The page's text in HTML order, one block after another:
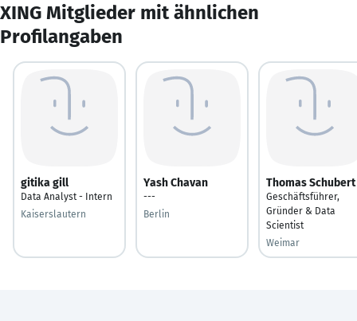
XING Mitglieder mit ähnlichen
Profilangaben
gitika gill
Data Analyst - Intern
Kaiserslautern
Yash Chavan
---
Berlin
Thomas Schubert
Geschäftsführer,
Gründer & Data
Scientist
Weimar